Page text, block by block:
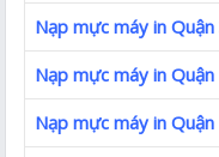
Nạp mực máy in Quận
Nạp mực máy in Quận
Nạp mực máy in Quận